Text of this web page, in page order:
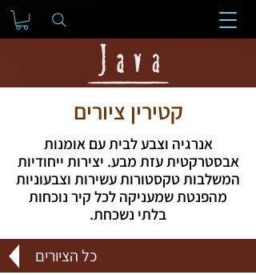
קטירין ציורים
אנרגיה וצבע לבית עם אומנות
אבסטרקטית עזת מבע. יצירות ייחודיות
המשלבות טקסטורות עשירות וצבעוניות
מהפנטת שמעניקה לכל קיר נוכחות
בלתי נשכחת.
כל הציורים